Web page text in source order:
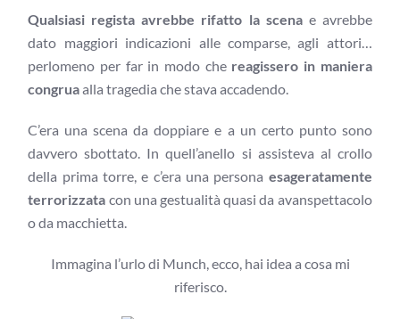
Qualsiasi regista avrebbe rifatto la scenae avrebbe
dato maggiori indicazioni alle comparse, agli attori…
perlomeno per far in modo che reagissero in maniera
congruaalla tragedia che stava accadendo.
C’era una scena da doppiare e a un certo punto sono
davvero sbottato. In quell’anello si assisteva al crollo
della prima torre, e c’era una persona esageratamente
terrorizzata con una gestualità quasi da avanspettacolo
o da macchietta.
Immagina l’urlo di Munch, ecco, hai idea a cosa mi
riferisco.